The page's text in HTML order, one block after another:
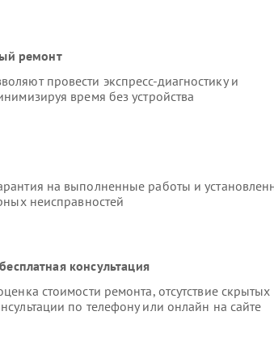
ремонт
провести экспресс-диагностику и
время без устройства
на выполненные работы и
неисправностей
консультация
стоимости ремонта, отсутствие скрытых
по телефону или онлайн на сайте